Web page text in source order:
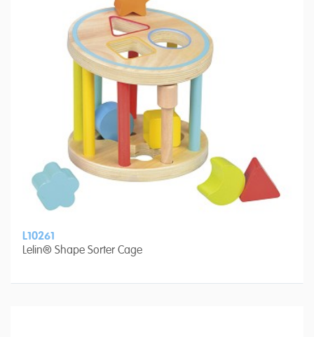
L10261
Lelin® Shape Sorter Cage